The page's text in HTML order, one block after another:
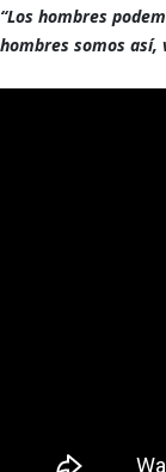
“Los hombres
hombres somos así,